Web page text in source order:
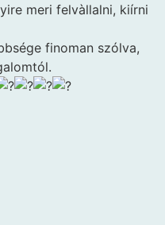
meri felvàllalni, kiírni
finoman szólva,